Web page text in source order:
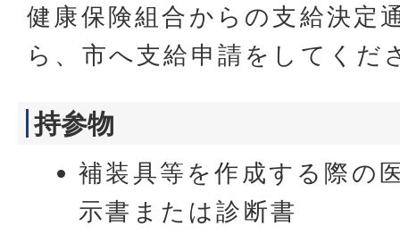
健康保険組合からの支給決定
ら、市へ支給申請をしてくだ
持参物
補装具等を作成する際の
示書または診断書